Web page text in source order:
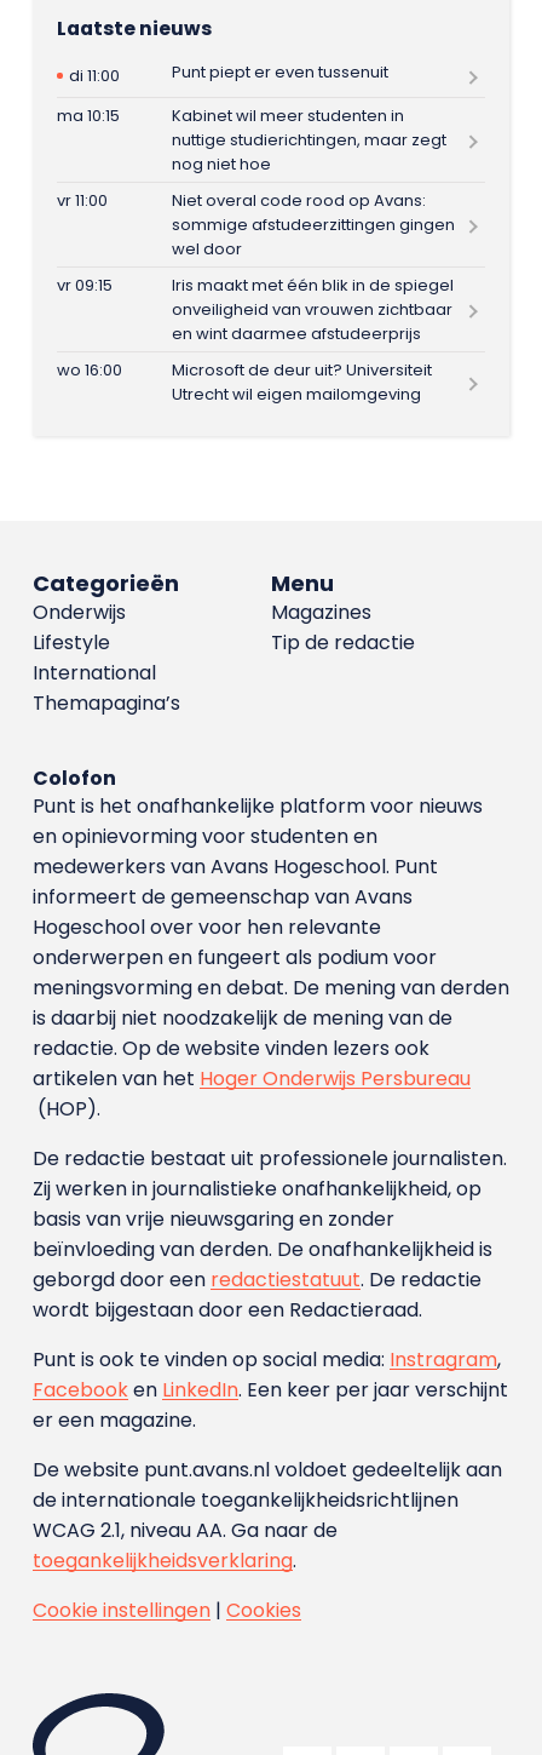
Laatste nieuws
di 11:00
Punt piept er even tussenuit
ma 10:15
Kabinet wil meer studenten in
nuttige studierichtingen, maar zegt
nog niet hoe
vr 11:00
Niet overal code rood op Avans:
sommige afstudeerzittingen gingen
wel door
vr 09:15
Iris maakt met één blik in de spiegel
onveiligheid van vrouwen zichtbaar
en wint daarmee afstudeerprijs
wo 16:00
Microsoft de deur uit? Universiteit
Utrecht wil eigen mailomgeving
Menu
Magazines
Tip de redactie
Categorieën
Onderwijs
Lifestyle
International
Themapagina’s
Colofon
Punt is het onafhankelijke platform voor nieuws
en opinievorming voor studenten en
medewerkers van Avans Hoge­school. Punt
informeert de gemeenschap van Avans
Hogeschool over voor hen relevante
onderwerpen en fungeert als podium voor
meningsvorming en debat. De mening van derden
is daarbij niet noodzakelijk de mening van de
redactie. Op de website vinden lezers ook
artikelen van het Hoger Onderwijs Persbureau
(HOP).
De redactie bestaat uit professionele journalisten.
Zij werken in journalistieke onafhankelijkheid, op
basis van vrije nieuwsgaring en zonder
beïnvloeding van derden. De onafhankelijkheid is
geborgd door een redactiestatuut. De redactie
wordt bijgestaan door een Redactieraad.
Punt is ook te vinden op social media: Instragram,
Facebooken LinkedIn. Een keer per jaar verschijnt
er een magazine.
De website punt.avans.nl voldoet gedeeltelijk aan
de internationale toegankelijkheidsrichtlijnen
WCAG 2.1, niveau AA. Ga naar de
toegankelijkheidsverklaring.
Cookie instellingen| Cookies